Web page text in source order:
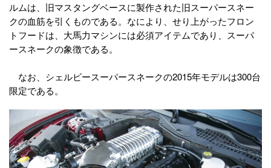
ルムは、旧マスタングベースに製作された旧スーパースネー
クの血筋を引くものである。なにより、せり上がったフロン
トフードは、大馬力マシンには必須アイテムであり、スーパ
ースネークの象徴である。
なお、シェルビースーパースネークの2015年モデルは300台
限定である。